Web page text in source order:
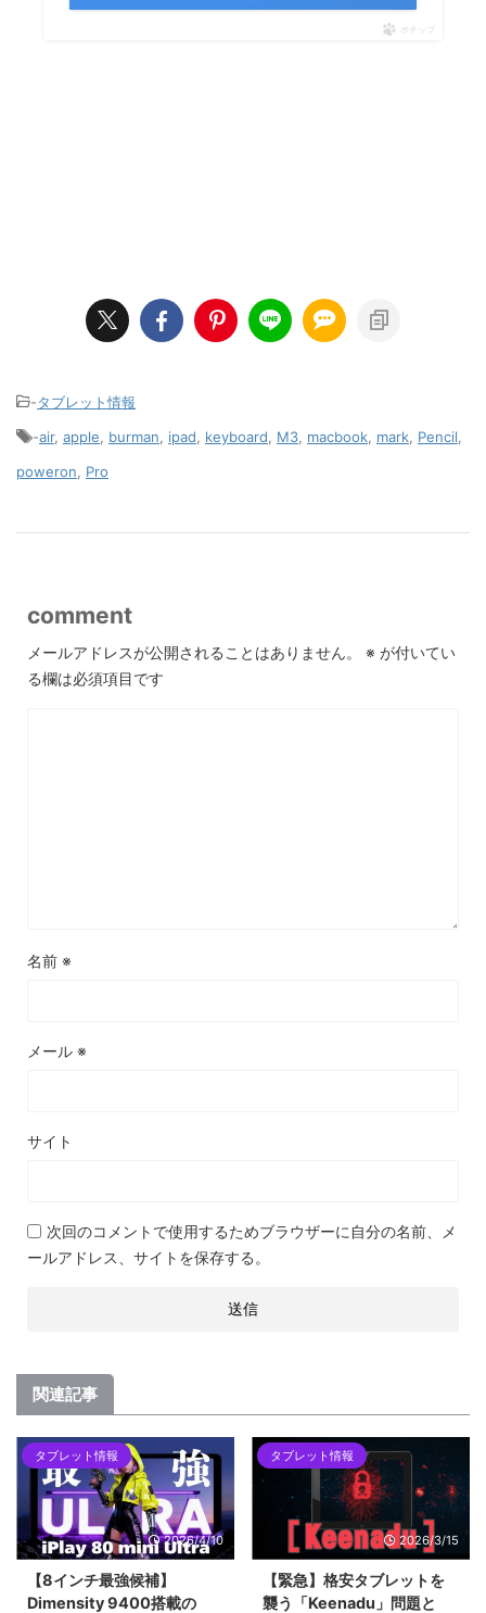
ポチップ
-タブレット情報
-air, apple burman ipad keyboard M3 macbook mark Pencil
poweron
Pro
comment
メールアドレスが公開されることはありません。 ※ が付いてい
る欄は必須項目です
名前 ※
メール ※
サイト
次回のコメントで使用するためブラウザーに自分の名前、メ
ールアドレス、サイトを保存する。
関連記事
タブレット情報
2026/4/10
【8インチ最強候補】
Dimensity 9400搭載の
タブレット情報
2026/3/15
【緊急】格安タブレットを
襲う「Keenadu」問題と